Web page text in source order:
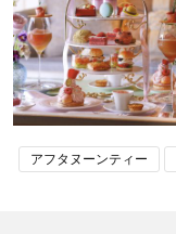
アフタヌーンティー